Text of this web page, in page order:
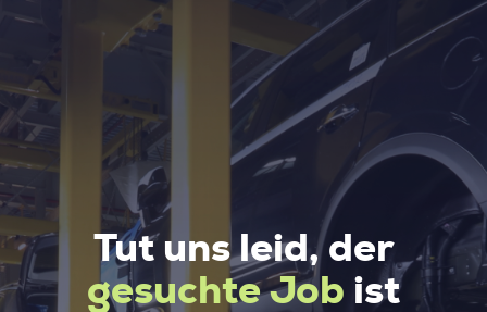
Tut uns leid, der
gesuchte Job ist